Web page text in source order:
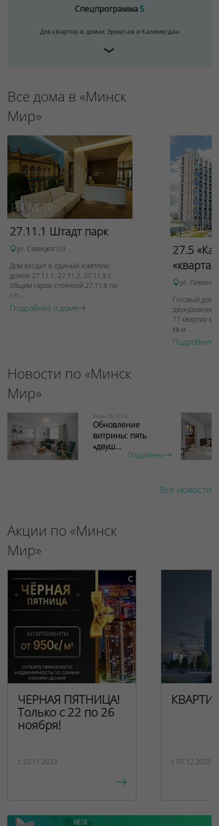
Спецпрограмма5
Для квартир в домах Эрмитаж и Калемегдан
❯
Все дома в «Минск
Мир»
27.11.1 Штадт парк
ул. Савицкого,9
Дом входит в единый комплекс
домов 27.11.1, 27.11.2, 27.11.3 с
общим гараж-стоянкой 27.11.8 по
г.п. ...
Подробнее о доме
27.5
ул. Левина,
Готовый дом
77 квартир
кв.м. ...
Подробнее
Новости по «Минск
Мир»
Июнь 26, 2026
Обновление
витрины: пять
«двуш...
Подробнее
Все новости
Акции по «Минск
Мир»
ЧЕРНАЯ ПЯТНИЦА!
Только с 22 по 26
ноября!
c 22.11.2023 c 07.12.2023
Для обеспечения удобства пользователей сайта
используются cookies
Отклонить